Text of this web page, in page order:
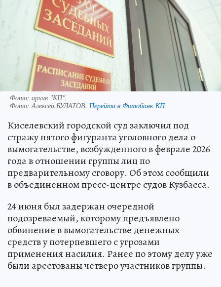
Фото: архив "КП".
Фото:Алексей БУЛАТОВ. Перейти в Фотобанк КП
Киселевский городской суд заключил под
стражу пятого фигуранта уголовного дела о
вымогательстве, возбужденного в феврале 2026
года в отношении группы лиц по
предварительному сговору. Об этом сообщили
в объединенном пресс-центре судов Кузбасса.
24 июня был задержан очередной
подозреваемый, которому предъявлено
обвинение в вымогательстве денежных
средств у потерпевшего с угрозами
применения насилия. Ранее по этому делу уже
были арестованы четверо участников группы.